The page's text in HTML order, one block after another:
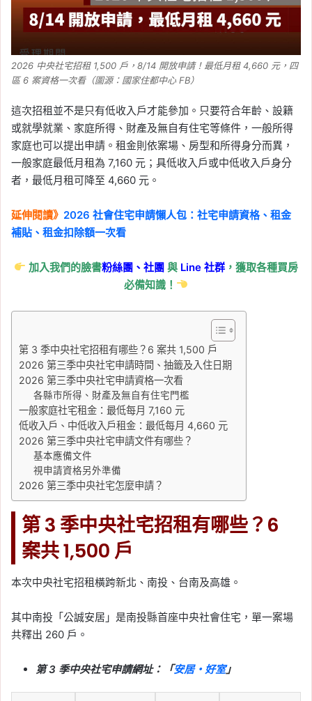
2026 韓國央行利率會議時間表：全年 8 次
韓國央行決策日期一次看
2026 年 7 月 24 日
利率, 央行, 央行利率 , 央行升息 , 央行降息
2026 日本央行利率會議時間表：全年 8 次
利率, 匯率 , 央行, 央行利率, 央行升息 , 央行降息, 日圓
央行
2026 中央社宅招租 1,500 戶，8/14 開放申請！最低月租 4,660 元，四
區 6 案資格一次看（圖源：國家住都中心 FB）
這次招租並不是只有低收入戶才能參加。只要符合年齡、設籍
或就學就業、家庭所得、財產及無自有住宅等條件，一般所得
家庭也可以提出申請。租金則依案場、房型和所得身分而異，
一般家庭最低月租為 7,160 元；具低收入戶或中低收入戶身分
者，最低月租可降至 4,660 元。
延伸閱讀》 2026 社會住宅申請懶人包：社宅申請資格、租金
補貼、租金扣除額一次看
加入我們的臉書粉絲團、社團與 Line社群 ，獲取各種買房
必備知識！
第 3 季中央社宅招租有哪些？6 案共 1,500 戶
2026 第三季中央社宅申請時間、抽籤及入住日期
2026 第三季中央社宅申請資格一次看
各縣市所得、財產及無自有住宅門檻
一般家庭社宅租金：最低每月 7,160 元
低收入戶、中低收入戶租金：最低每月 4,660 元
2026 第三季中央社宅申請文件有哪些？
基本應備文件
視申請資格另外準備
2026 第三季中央社宅怎麼申請？
第 3 季中央社宅招租有哪些？6
案共 1,500 戶
本次中央社宅招租橫跨新北、南投、台南及高雄。
其中南投「公誠安居」是南投縣首座中央社會住宅，單一案場
共釋出 260 戶。
第 3 季中央社宅申請網址：「安居・好室」